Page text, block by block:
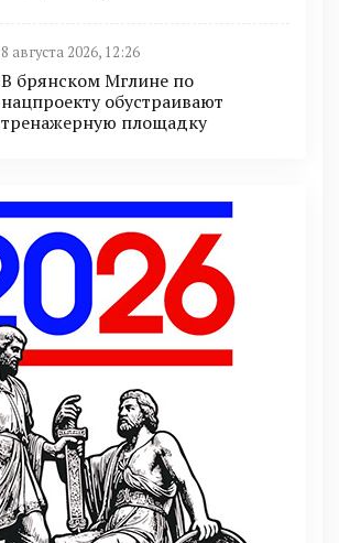
8 августа 2026, 12:26
В брянском Мглине по
нацпроекту обустраивают
тренажерную площадку